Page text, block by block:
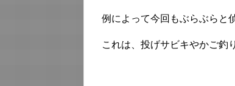
例によって今回もぶらぶらと
これは、投げサビキやかご釣